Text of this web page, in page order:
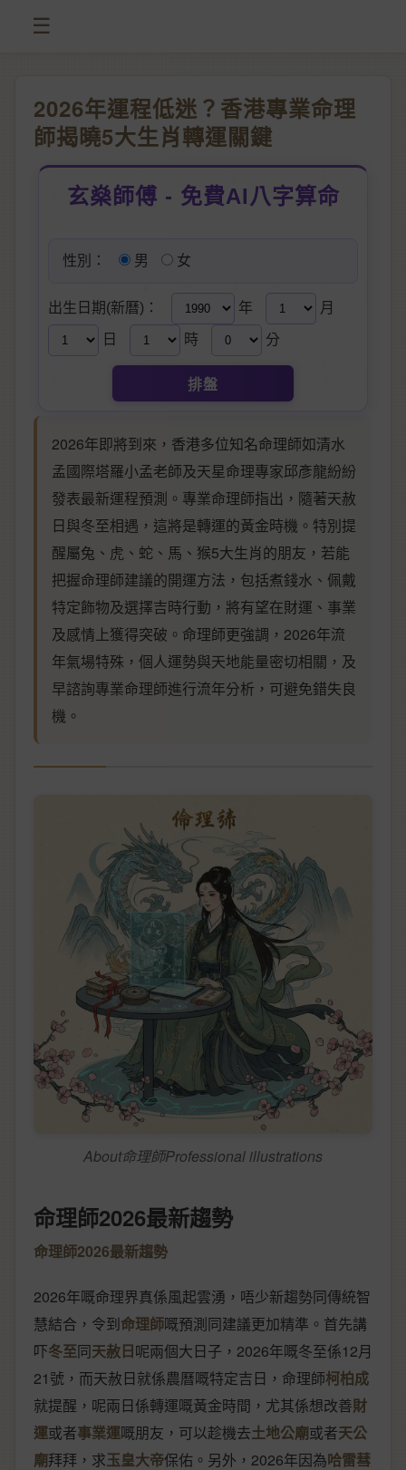
☰
2026年運程低迷？香港專業命理
師揭曉5大生肖轉運關鍵
玄燊師傅 - 免費AI八字算命
性別： 男 女
出生日期(新曆)： 年 月
日 時 分
排盤
2026年即將到來，香港多位知名命理師如清水
孟國際塔羅小孟老師及天星命理專家邱彥龍紛紛
發表最新運程預測。專業命理師指出，隨著天赦
日與冬至相遇，這將是轉運的黃金時機。特別提
醒屬兔、虎、蛇、馬、猴5大生肖的朋友，若能
把握命理師建議的開運方法，包括煮錢水、佩戴
特定飾物及選擇吉時行動，將有望在財運、事業
及感情上獲得突破。命理師更強調，2026年流
年氣場特殊，個人運勢與天地能量密切相關，及
早諮詢專業命理師進行流年分析，可避免錯失良
機。
About命理師Professional illustrations
命理師2026最新趨勢
命理師2026最新趨勢
2026年嘅命理界真係風起雲湧，唔少新趨勢同傳統智
慧結合，令到命理師嘅預測同建議更加精準。首先講
吓冬至同天赦日呢兩個大日子，2026年嘅冬至係12月
21號，而天赦日就係農曆嘅特定吉日，命理師柯柏成
就提醒，呢兩日係轉運嘅黃金時間，尤其係想改善財
運或者事業運嘅朋友，可以趁機去土地公廟或者天公
廟拜拜，求玉皇大帝保佑。另外，2026年因為哈雷彗